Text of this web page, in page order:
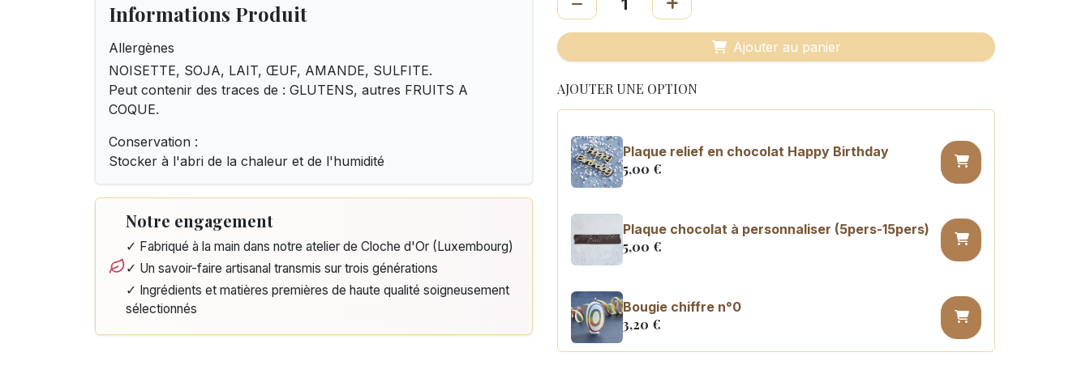
Informations Produit
Allergènes
NOISETTE, SOJA, LAIT, ŒUF, AMANDE, SULFITE.
Peut contenir des traces de : GLUTENS, autres FRUITS A
COQUE.
Conservation :
Stocker à l'abri de la chaleur et de l'humidité
Notre engagement
✓ Fabriqué à la main dans notre atelier de Cloche d'Or (Luxembourg)
✓ Un savoir-faire artisanal transmis sur trois générations
✓ Ingrédients et matières premières de haute qualité soigneusement
sélectionnés
Ajouter au panier
AJOUTER UNE OPTION
Plaque relief en chocolat Happy Birthday
5,00 €
Plaque chocolat à personnaliser (5pers-15pers)
5,00 €
Bougie chiffre n°0
3,20 €